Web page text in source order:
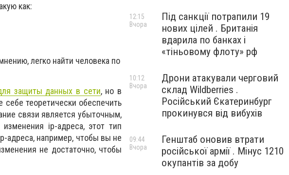
как:
легко найти человека по
защиты данных в сети, но в
теоретически обеспечить
связи является убыточным,
ip-адреса, этот тип
адреса, например, чтобы вы не
не достаточно, чтобы
Під санкції потрапили 19
нових цілей . Британія
вдарила по банках і
«тіньовому флоту» рф
12:15
Вчора
Дрони атакували черговий
склад Wildberries .
Російський Єкатеринбург
прокинувся від вибухів
10:12
Вчора
Генштаб оновив втрати
російської армії . Мінус 1210
окупантів за добу
09:44
Вчора